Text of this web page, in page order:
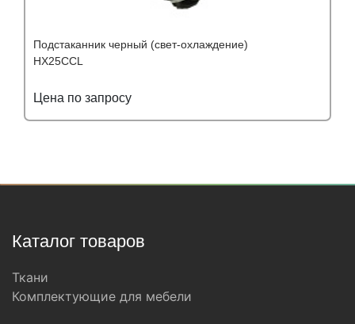
Подстаканник черный (свет-охлаждение)
HX25CCL
Цена по запросу
Каталог товаров
Ткани
Комплектующие для мебели